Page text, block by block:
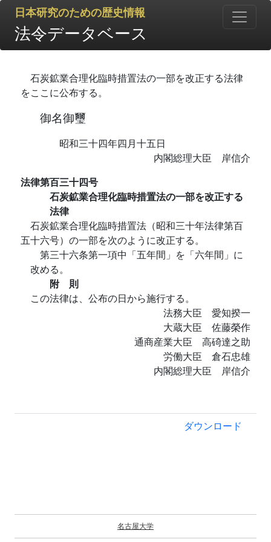
日本研究のための歴史情報
法令データベース
石炭鉱業合理化臨時措置法の一部を改正する法律
をここに公布する。
御名御璽
昭和三十四年四月十五日
内閣総理大臣 岸信介
法律第百三十四号
石炭鉱業合理化臨時措置法の一部を改正する
法律
石炭鉱業合理化臨時措置法（昭和三十年法律第百
五十六号）の一部を次のように改正する。
第三十六条第一項中「五年間」を「六年間」に
改める。
附 則
この法律は、公布の日から施行する。
法務大臣 愛知揆一
大蔵大臣 佐藤榮作
通商産業大臣 高碕達之助
労働大臣 倉石忠雄
内閣総理大臣 岸信介
ダウンロード
名古屋大学